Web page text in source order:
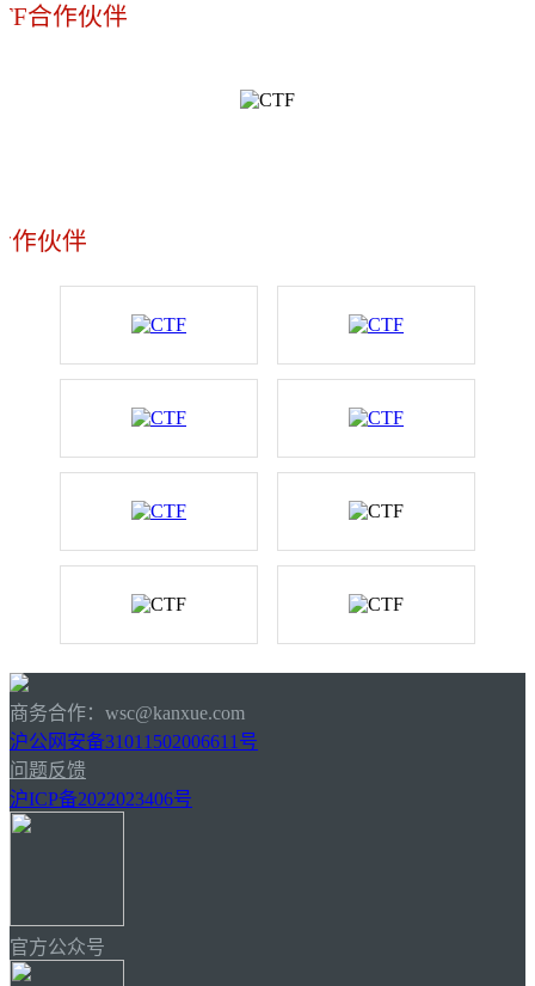
合作伙伴
作伙伴
商务合作：wsc@kanxue.com
沪公网安备31011502006611号
问题反馈
沪ICP备2022023406号
官方公众号